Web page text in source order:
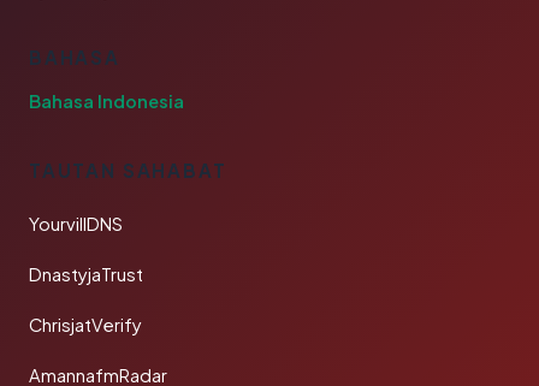
BAHASA
Bahasa Indonesia
TAUTAN SAHABAT
YourvillDNS
DnastyjaTrust
ChrisjatVerify
AmannafmRadar